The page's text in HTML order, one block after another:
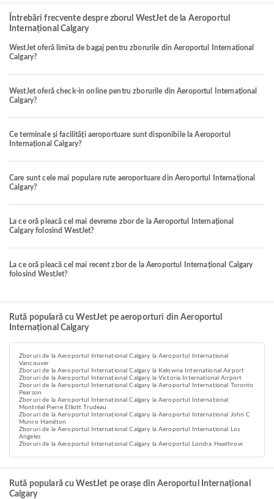
Întrebări frecvente despre zborul WestJet de la Aeroportul
Internațional Calgary
WestJet oferă limita de bagaj pentru zborurile din Aeroportul Internațional
Calgary?
WestJet oferă check-in online pentru zborurile din Aeroportul Internațional
Calgary?
Ce terminale și facilități aeroportuare sunt disponibile la Aeroportul
Internațional Calgary?
Care sunt cele mai populare rute aeroportuare din Aeroportul Internațional
Calgary?
La ce oră pleacă cel mai devreme zbor de la Aeroportul Internațional
Calgary folosind WestJet?
La ce oră pleacă cel mai recent zbor de la Aeroportul Internațional Calgary
folosind WestJet?
Rută populară cu WestJet pe aeroporturi din Aeroportul
Internațional Calgary
Zboruri de la Aeroportul Internațional Calgary la Aeroportul Internațional
Vancouver
Zboruri de la Aeroportul Internațional Calgary la Kelowna International Airport
Zboruri de la Aeroportul Internațional Calgary la Victoria International Airport
Zboruri de la Aeroportul Internațional Calgary la Aeroportul Internațional Toronto
Pearson
Zboruri de la Aeroportul Internațional Calgary la Aeroportul Internațional
Montréal Pierre Elliott Trudeau
Zboruri de la Aeroportul Internațional Calgary la Aeroportul Internațional John C
Munro Hamilton
Zboruri de la Aeroportul Internațional Calgary la Aeroportul Internațional Los
Angeles
Zboruri de la Aeroportul Internațional Calgary la Aeroportul Londra Heathrow
Rută populară cu WestJet pe orașe din Aeroportul Internațional
Calgary